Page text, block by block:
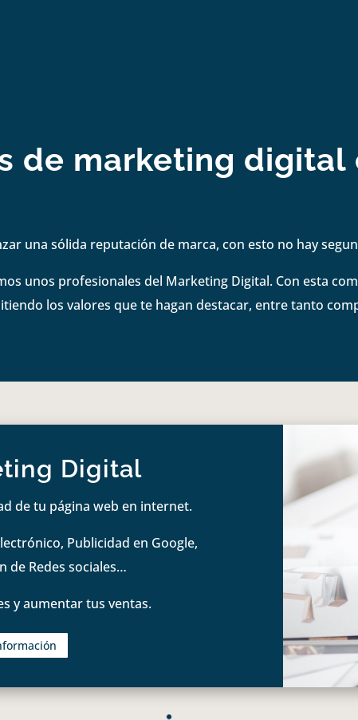
de marketing digital
una sólida reputación de marca, con esto no hay
unos profesionales del Marketing Digital. Con esta
los valores que te hagan destacar, entre tanto
Digital
de tu página web en internet.
Publicidad en Google,
de Redes sociales…
y aumentar tus ventas.